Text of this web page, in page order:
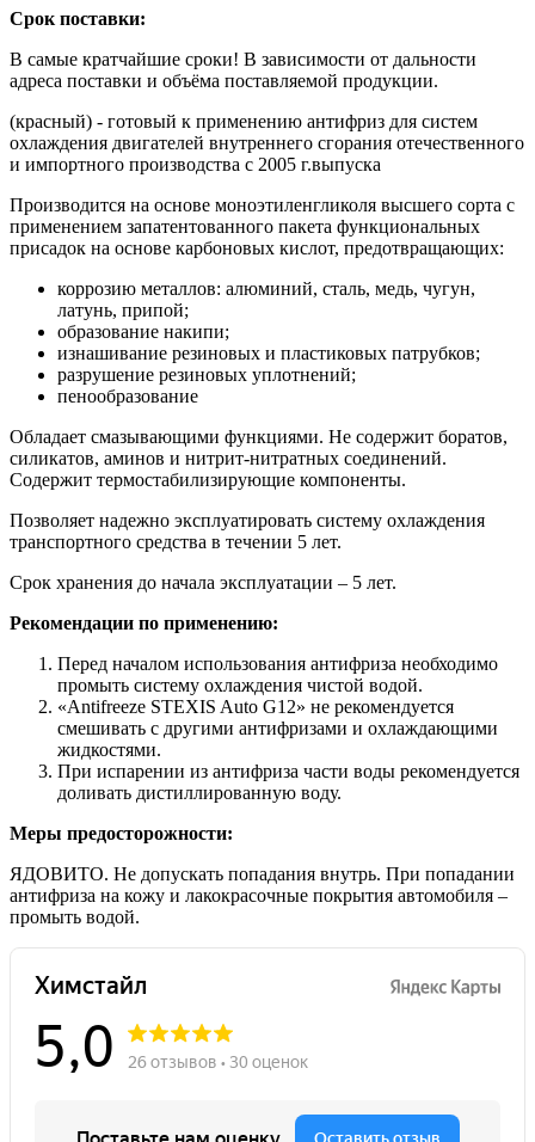
Срок поставки:
В самые кратчайшие сроки! В зависимости от дальности
адреса поставки и объёма поставляемой продукции.
(красный) - готовый к применению антифриз для систем
охлаждения двигателей внутреннего сгорания отечественного
и импортного производства с 2005 г.выпуска
Производится на основе моноэтиленгликоля высшего сорта с
применением запатентованного пакета функциональных
присадок на основе карбоновых кислот, предотвращающих:
коррозию металлов: алюминий, сталь, медь, чугун,
латунь, припой;
образование накипи;
изнашивание резиновых и пластиковых патрубков;
разрушение резиновых уплотнений;
пенообразование
Обладает смазывающими функциями. Не содержит боратов,
силикатов, аминов и нитрит-нитратных соединений.
Содержит термостабилизирующие компоненты.
Позволяет надежно эксплуатировать систему охлаждения
транспортного средства в течении 5 лет.
Срок хранения до начала эксплуатации – 5 лет.
Рекомендации по применению:
Перед началом использования антифриза необходимо
промыть систему охлаждения чистой водой.
«Antifreeze STEXIS Auto G12» не рекомендуется
смешивать с другими антифризами и охлаждающими
жидкостями.
При испарении из антифриза части воды рекомендуется
доливать дистиллированную воду.
Меры предосторожности:
ЯДОВИТО. Не допускать попадания внутрь. При попадании
антифриза на кожу и лакокрасочные покрытия автомобиля –
промыть водой.